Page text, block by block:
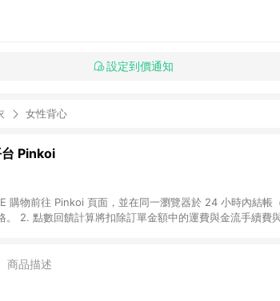
設定到價通知
女性背心
Pinkoi
購物前往 Pinkoi 頁面，並在同一瀏覽器於 24 小時內結帳
2. 點數回饋計算將扣除訂單金額中的運費與金流手續費
更新至Android v4.6.0 / iOS v4.1.5 以上才具贈點資格。 7.
商品描述